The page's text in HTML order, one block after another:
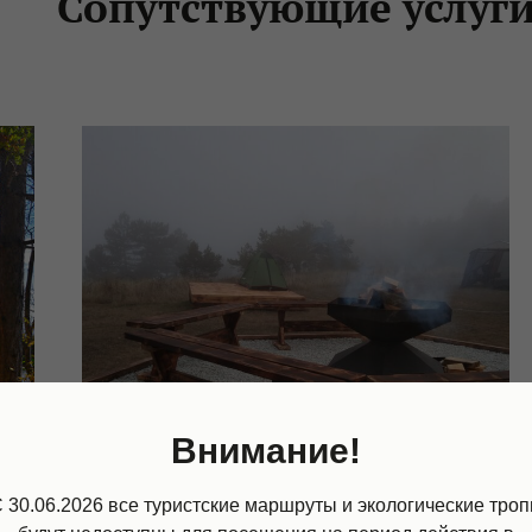
Внимание!
30.06.2026 все туристские маршруты и экологические